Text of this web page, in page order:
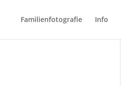
Familienfotografie Info